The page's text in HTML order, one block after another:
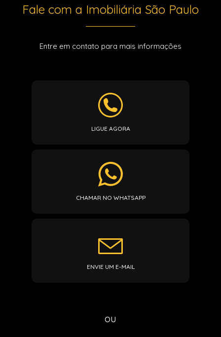
Fale com a Imobiliária São Paulo
Entre em contato para mais informações
LIGUE AGORA
CHAMAR NO WHATSAPP
ENVIE UM E-MAIL
ou